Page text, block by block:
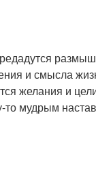
и смысла
желания и
мудрым